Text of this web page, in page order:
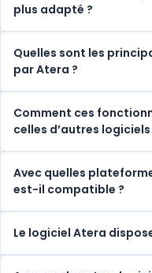
plus adapté ?
Quelles sont les
par Atera ?
Comment ces
celles d’autres
Avec quelles
est-il compatible ?
Le logiciel Atera